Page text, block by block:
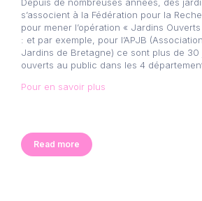
s’associent à la Fédération pour la
pour mener l’opération « Jardins
: et par exemple, pour l’APJB
Jardins de Bretagne) ce sont plus de
ouverts au public dans les 4
Pour en savoir plus
Read more